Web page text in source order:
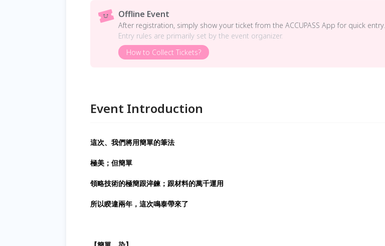
Offline Event
After registration, simply show your ticket from the ACCUPASS App for quick entry.
Entry rules are primarily set by the event organizer.
How to Collect Tickets?
Event Introduction
這次、我們將用簡單的筆法
極美；但簡單
領略技術的極簡跟淬鍊；跟材料的萬千運用
所以睽違兩年，這次鳴泰帶來了